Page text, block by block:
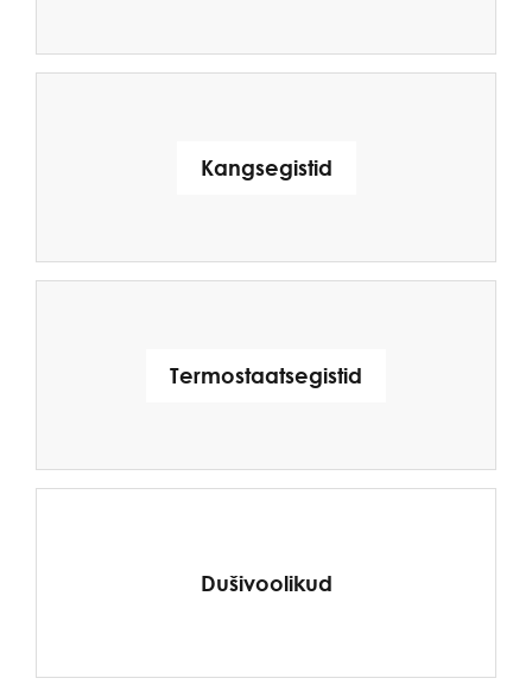
Kangsegistid
Termostaatsegistid
Dušivoolikud